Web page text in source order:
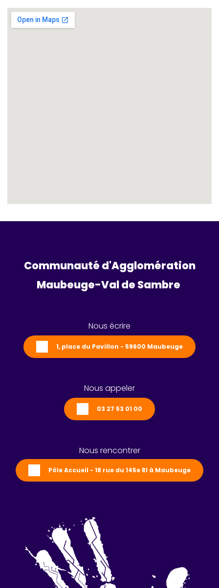
Communauté d'Agglomération
Maubeuge-Val de Sambre
Nous écrire
1, place du Pavillon - 59600 Maubeuge
Nous appeler
03 27 53 01 00
Nous rencontrer
Pôle Accueil - 18 rue du 145e RI à Maubeuge